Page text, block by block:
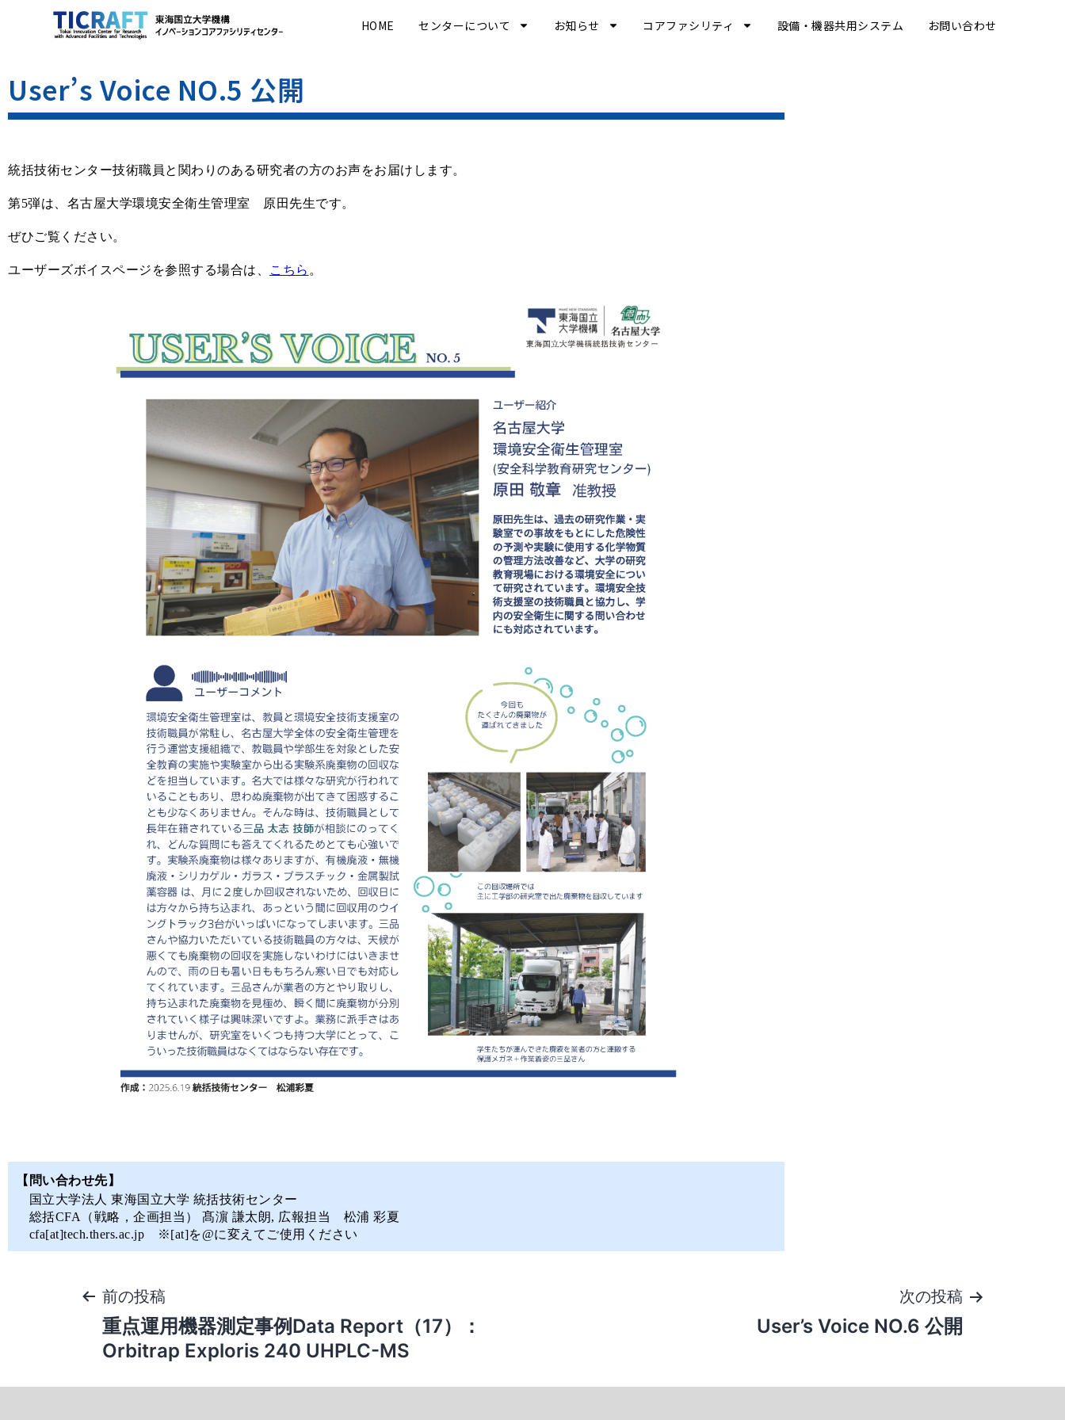
HOME センターについて お知らせ コアファシリティ 設備・機器共用システム お問い合わせ
User’s Voice NO.5 公開
統括技術センター技術職員と関わりのある研究者の方のお声をお届けします。
第5弾は、名古屋大学環境安全衛⽣管理室 原田先生です。
ぜひご覧ください。
ユーザーズボイスページを参照する場合は、 こちら 。
【問い合わせ先】
国立大学法人 東海国立大学 統括技術センター
総括CFA（戦略，企画担当） 髙濵 謙太朗, 広報担当 松浦 彩夏
cfa[at]tech.thers.ac.jp ※[at]を@に変えてご使用ください
前の投稿
重点運用機器測定事例Data Report（17）：
Orbitrap Exploris 240 UHPLC-MS
次の投稿
User’s Voice NO.6 公開